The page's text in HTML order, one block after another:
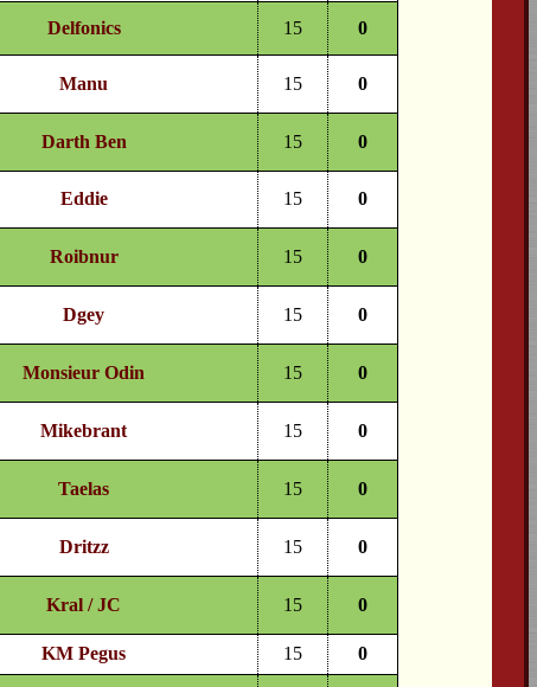
Delfonics 15 0
Manu 15 0
Darth Ben 15 0
Eddie 15 0
Roibnur 15 0
Dgey 15 0
Monsieur Odin 15 0
Mikebrant 15 0
Taelas 15 0
Dritzz 15 0
Kral / JC 15 0
KM Pegus 15 0